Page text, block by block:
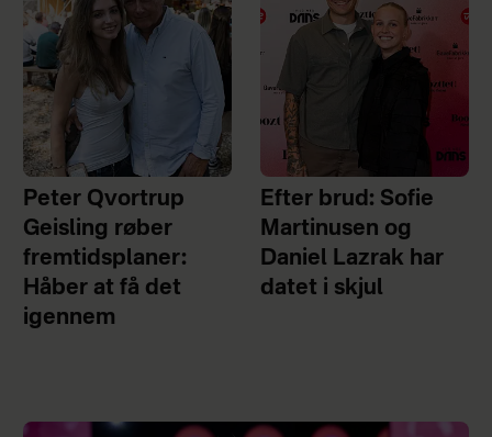
Peter Qvortrup
Geisling røber
fremtidsplaner:
Håber at få det
igennem
Efter brud: Sofie
Martinusen og
Daniel Lazrak har
datet i skjul